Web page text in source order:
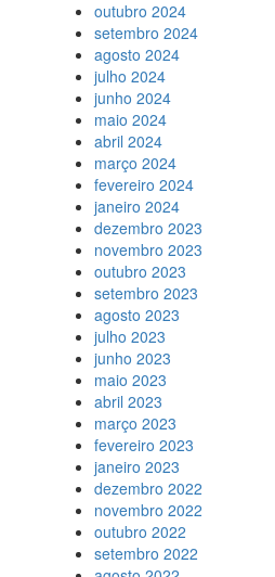
outubro 2024
setembro 2024
agosto 2024
julho 2024
junho 2024
maio 2024
abril 2024
março 2024
fevereiro 2024
janeiro 2024
dezembro 2023
novembro 2023
outubro 2023
setembro 2023
agosto 2023
julho 2023
junho 2023
maio 2023
abril 2023
março 2023
fevereiro 2023
janeiro 2023
dezembro 2022
novembro 2022
outubro 2022
setembro 2022